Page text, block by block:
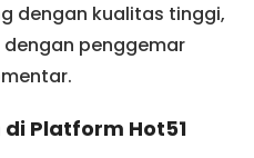
dengan kualitas tinggi,
penggemar
di Platform Hot51